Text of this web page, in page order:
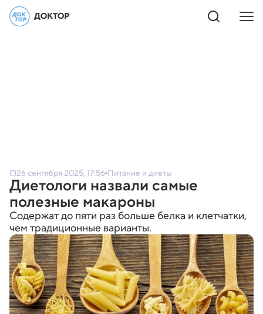
26 сентября 2025, 17:56 Питание и диеты
Диетологи назвали самые
полезные макароны
Содержат до пяти раз больше белка и клетчатки,
чем традиционные варианты.